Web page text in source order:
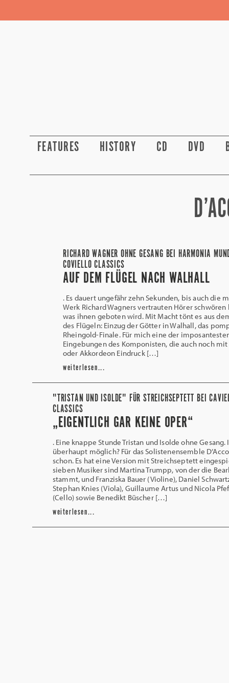
FEATURES HISTORY CD DVD
RICHARD WAGNER OHNE GESANG BEI HARMONIA
COVIELLO CLASSICS
AUF DEM FLÜGEL NACH WALHALL
. Es dauert ungefähr zehn Sekunden, bis auch die
Werk Richard Wagners vertrauten Hörer schwören
was ihnen geboten wird. Mit Macht tönt es aus
des Flügeln: Einzug der Götter in Walhall, das
Rheingold-Finale. Für mich eine der
Eingebungen des Komponisten, die auch noch
oder Akkordeon Eindruck […]
weiterlesen...
"TRISTAN UND ISOLDE" FÜR STREICHSEPTETT BEI
CLASSICS
„EIGENTLICH GAR KEINE OPER“
. Eine knappe Stunde Tristan und Isolde ohne Gesang.
überhaupt möglich? Für das Solistenensemble
schon. Es hat eine Version mit Streichseptett
sieben Musiker sind Martina Trumpp, von der die
stammt, und Franziska Bauer (Violine), Daniel
Stephan Knies (Viola), Guillaume Artus und Nicola
(Cello) sowie Benedikt Büscher […]
weiterlesen...